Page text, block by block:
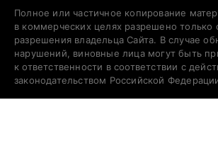
Полное или частичное копирование
в коммерческих целях разрешено только
разрешения владельца Сайта. В случае
нарушений, виновные лица могут быть
к ответственности в соответствии с
законодательством Российской